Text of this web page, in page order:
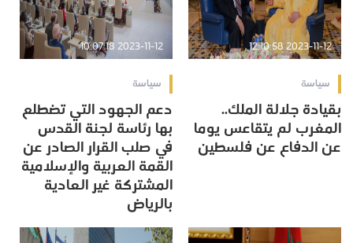
2023-11-12 12:10:58
سياسة
بقيادة جلالة الملك..
المغرب لم يتقاعس يوما
عن الدفاع عن فلسطين
2023-11-12 10:07:18
سياسة
دعم الجهود التي تضطلع
بها رئاسة لجنة القدس
في صلب القرار الصادر عن
القمة العربية والإسلامية
المشتركة غير العادية
بالرياض